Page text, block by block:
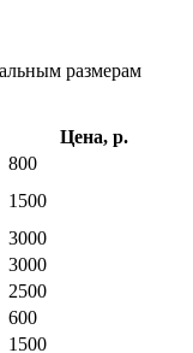
размерам
Цена, р.
800
1500
3000
3000
2500
600
1500